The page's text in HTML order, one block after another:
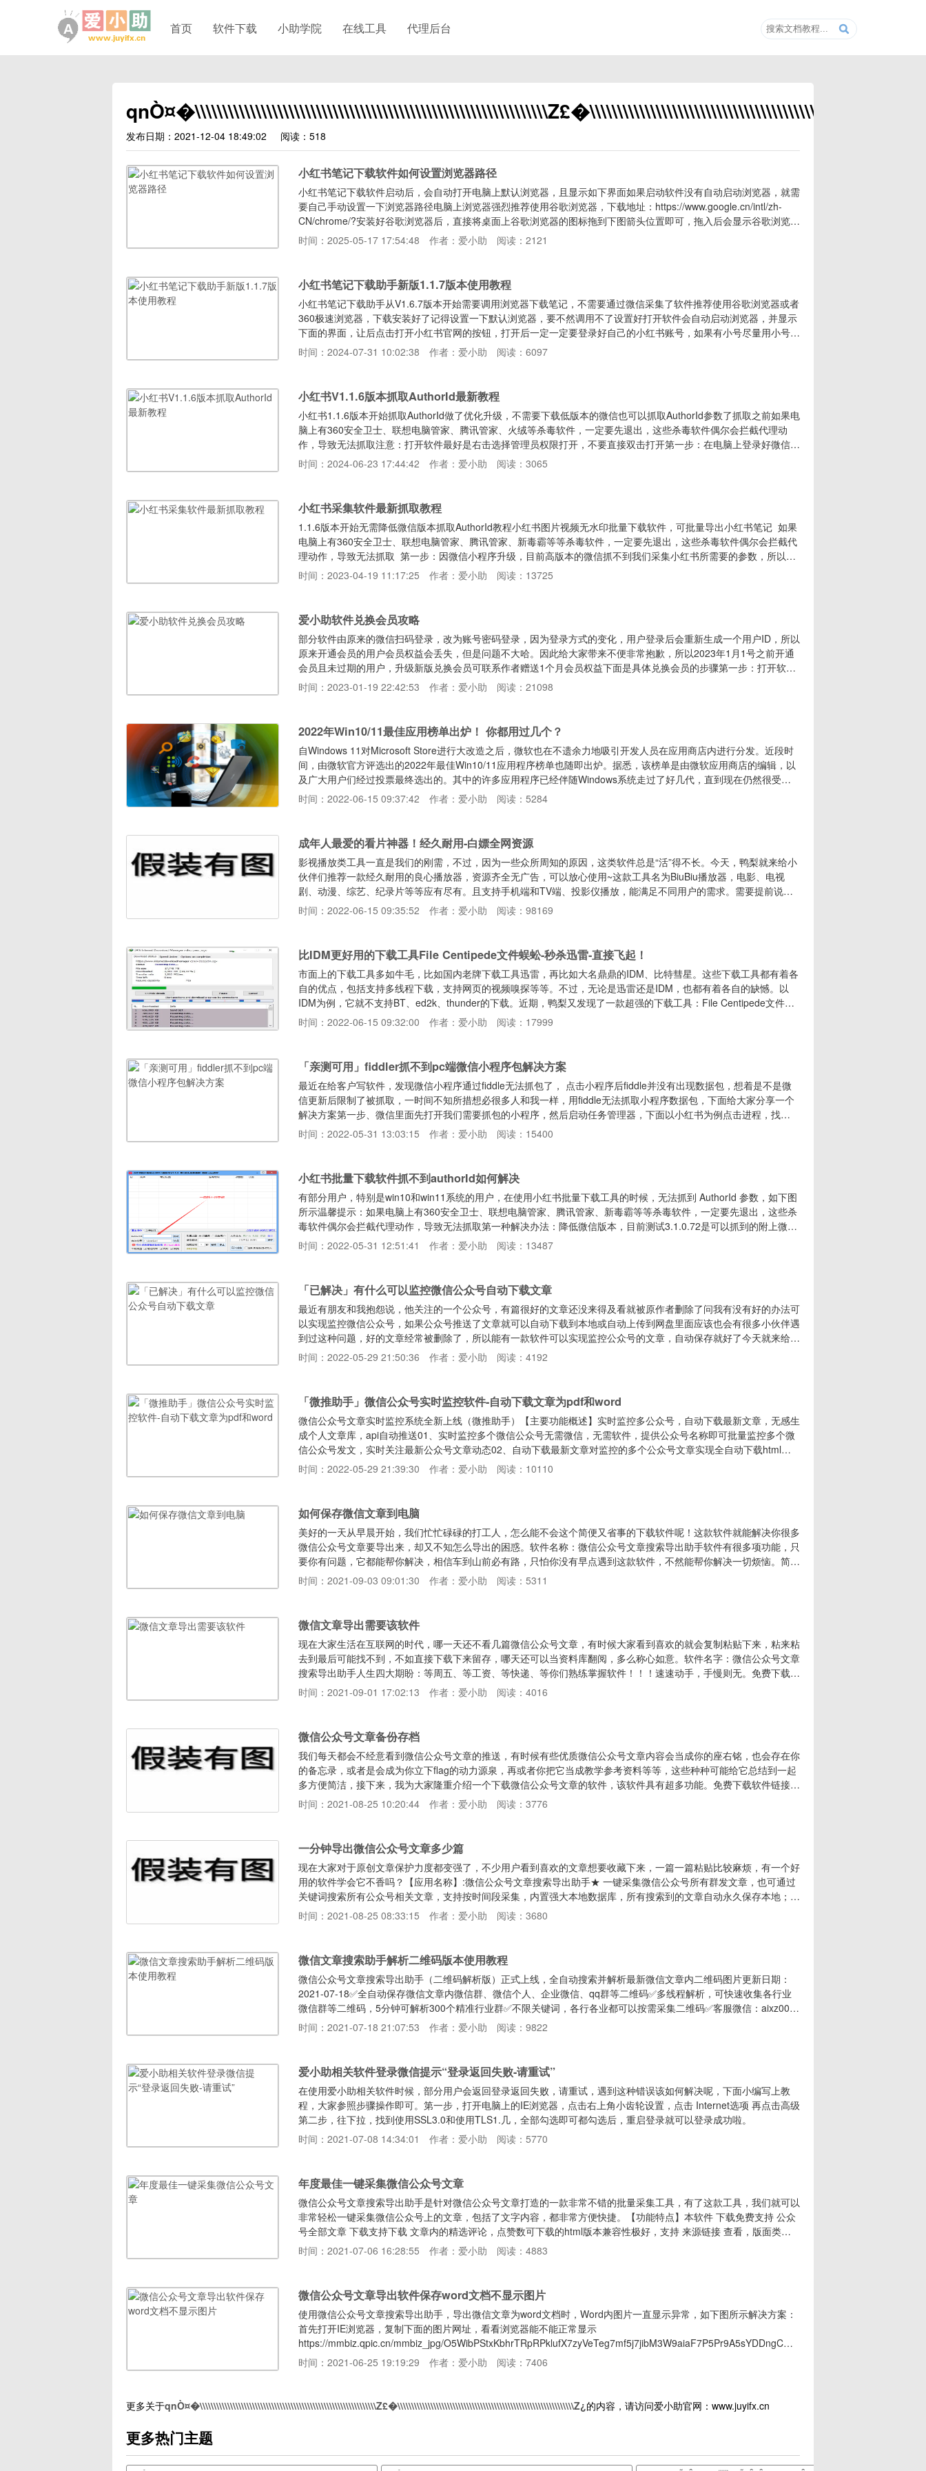
首页 软件下载 小助学院 在线工具 代理后台
发布日期：2021-12-04 18:49:02 阅读：518
小红书笔记下载软件如何设置浏览器路径
小红书笔记下载软件启动后，会自动打开电脑上默认浏览器，且显示如下界面如果启动软件没有自动启动浏览器，就需
要自己手动设置一下浏览器路径电脑上浏览器强烈推荐使用谷歌浏览器，下载地址：https://www.google.cn/intl/zh-
CN/chrome/?安装好谷歌浏览器后，直接将桌面上谷歌浏览器的图标拖到下图箭头位置即可，拖入后会显示谷歌浏览器
具体安装路径然后重启软件即可
时间：2025-05-17 17:54:48 作者：爱小助 阅读：2121
小红书笔记下载助手新版1.1.7版本使用教程
小红书笔记下载助手从V1.6.7版本开始需要调用浏览器下载笔记，不需要通过微信采集了软件推荐使用谷歌浏览器或者
360极速浏览器，下载安装好了记得设置一下默认浏览器，要不然调用不了设置好打开软件会自动启动浏览器，并显示
下面的界面，让后点击打开小红书官网的按钮，打开后一定一定要登录好自己的小红书账号，如果有小号尽量用小号登
录如果打开软件并没有自动启动浏览器并打开软件，需要自己手动设置一下浏览器安装路径，点击如下图所示位置，会
自动打开配置文件如下path=把我删除后在此浏览器完整路径譬如（D:\Program Files
时间：2024-07-31 10:02:38 作者：爱小助 阅读：6097
小红书V1.1.6版本抓取AuthorId最新教程
小红书1.1.6版本开始抓取AuthorId做了优化升级，不需要下载低版本的微信也可以抓取AuthorId参数了抓取之前如果电
脑上有360安全卫士、联想电脑管家、腾讯管家、火绒等杀毒软件，一定要先退出，这些杀毒软件偶尔会拦截代理动
作，导致无法抓取注意：打开软件最好是右击选择管理员权限打开，不要直接双击打开第一步：在电脑上登录好微信，
搜索小红书小程序，搜索好先不要着急打开第二步：然后软件上点击抓取按钮，提示你初始化成功，再打开小红书小程
序，正常情况就可以抓取到authorId了，小红书小程序不需要登录，能抓到参数就行抓取成功就可以搜索关键词或者加
时间：2024-06-23 17:44:42 作者：爱小助 阅读：3065
小红书采集软件最新抓取教程
1.1.6版本开始无需降低微信版本抓取AuthorId教程小红书图片视频无水印批量下载软件，可批量导出小红书笔记 如果
电脑上有360安全卫士、联想电脑管家、腾讯管家、新毒霸等等杀毒软件，一定要先退出，这些杀毒软件偶尔会拦截代
理动作，导致无法抓取 第一步：因微信小程序升级，目前高版本的微信抓不到我们采集小红书所需要的参数，所以教
程第一步需要先降低微信版本目前微信3.4.5.27版本，测试是可以正常抓取我们所需要的参数的，直接下载覆盖安装即
可，聊天数据啥的不会丢失的123云盘下载：https://www.123pan.com/s/dyLRVv-K0C5v （推荐）网页下载：
时间：2023-04-19 11:17:25 作者：爱小助 阅读：13725
爱小助软件兑换会员攻略
部分软件由原来的微信扫码登录，改为账号密码登录，因为登录方式的变化，用户登录后会重新生成一个用户ID，所以
原来开通会员的用户会员权益会丢失，但是问题不大哈。因此给大家带来不便非常抱歉，所以2023年1月1号之前开通
会员且未过期的用户，升级新版兑换会员可联系作者赠送1个月会员权益下面是具体兑换会员的步骤第一步：打开软件
后在登录软件界面，点击登录账号，先注册账号，注册成功后完成登录第二步：登录成功后点击兑换会员按钮，输入旧
的用户ID或者你开通会员支付宝账单的完整订单号（商户订单号或订单号都可以），再点击兑换即可。注意：点击兑换
时间：2023-01-19 22:42:53 作者：爱小助 阅读：21098
2022年Win10/11最佳应用榜单出炉！ 你都用过几个？
自Windows 11对Microsoft Store进行大改造之后，微软也在不遗余力地吸引开发人员在应用商店内进行分发。近段时
间，由微软官方评选出的2022年最佳Win10/11应用程序榜单也随即出炉。据悉，该榜单是由微软应用商店的编辑，以
及广大用户们经过投票最终选出的。其中的许多应用程序已经伴随Windows系统走过了好几代，直到现在仍然很受欢
迎。值得一提的是，这些工具都不是反恶意软件工具，也不是通用应用程序（例如图像编辑器、办公工具或浏览器）。
它们是一些比较小众的工具，唯一目的是让Windows变得更易于使用，并且都是免费应用或提供免费版本，非常值得
时间：2022-06-15 09:37:42 作者：爱小助 阅读：5284
成年人最爱的看片神器！经久耐用-白嫖全网资源
影视播放类工具一直是我们的刚需，不过，因为一些众所周知的原因，这类软件总是“活”得不长。今天，鸭梨就来给小
伙伴们推荐一款经久耐用的良心播放器，资源齐全无广告，可以放心使用~这款工具名为BiuBiu播放器，电影、电视
剧、动漫、综艺、纪录片等等应有尽有。且支持手机端和TV端、投影仪播放，能满足不同用户的需求。需要提前说明
的是，为了规避风险，初次打开biubiu播放器后，看到的是一个空壳播放器，无法直接观看影视内容。下载安装打开
APP，选择所需的模式后，输入鸭梨给大家分享的片源接口，就可以正常使用了，操作很简单！毫不夸张的说，它拥有
时间：2022-06-15 09:35:52 作者：爱小助 阅读：98169
比IDM更好用的下载工具File Centipede文件蜈蚣-秒杀迅雷-直接飞起！
市面上的下载工具多如牛毛，比如国内老牌下载工具迅雷，再比如大名鼎鼎的IDM、比特彗星。这些下载工具都有着各
自的优点，包括支持多线程下载，支持网页的视频嗅探等等。不过，无论是迅雷还是IDM，也都有着各自的缺憾。以
IDM为例，它就不支持BT、ed2k、thunder的下载。近期，鸭梨又发现了一款超强的下载工具：File Centipede文件蜈
蚣，很好地解了决这个问题。文件蜈蚣是一款开源的全能下载神器，功能强大，且免费无广告。它的最大特点，就是其
支持的下载协议几乎是市面上最全面的，包括HTTP/FTP、BT种子、磁力链接，m3u8流任务（AES-128解密）。此
时间：2022-06-15 09:32:00 作者：爱小助 阅读：17999
「亲测可用」fiddler抓不到pc端微信小程序包解决方案
最近在给客户写软件，发现微信小程序通过fiddle无法抓包了， 点击小程序后fiddle并没有出现数据包，想着是不是微
信更新后限制了被抓取，一时间不知所措想必很多人和我一样，用fiddle无法抓取小程序数据包，下面给大家分享一个
解决方案第一步、微信里面先打开我们需要抓包的小程序，然后启动任务管理器，下面以小红书为例点击进程，找
到 WeChat Miniprogram Framework 里面的小红书APP，如下图所示第二步、鼠标选中小红书APP，右击打开文件所
在的位置，打开后看下文件路径里面有没有 WMPFRuntime 这个文件夹，如果没有这个文件夹就不要继续操作了，这
时间：2022-05-31 13:03:15 作者：爱小助 阅读：15400
小红书批量下载软件抓不到authorId如何解决
有部分用户，特别是win10和win11系统的用户，在使用小红书批量下载工具的时候，无法抓到 AuthorId 参数，如下图
所示温馨提示：如果电脑上有360安全卫士、联想电脑管家、腾讯管家、新毒霸等等杀毒软件，一定要先退出，这些杀
毒软件偶尔会拦截代理动作，导致无法抓取第一种解决办法：降低微信版本，目前测试3.1.0.72是可以抓到的附上微信
3.4.5.27版本的微信，测试是可以正常抓取参数的：https://www.123pan.com/s/dyLRVv-K0C5v第二种解决办法（推
荐）：第一步、电脑微信上，打开小红书APP小程序，然后启动任务管理器，点击进程，找到 WeChat Mini
时间：2022-05-31 12:51:41 作者：爱小助 阅读：13487
「已解决」有什么可以监控微信公众号自动下载文章
最近有朋友和我抱怨说，他关注的一个公众号，有篇很好的文章还没来得及看就被原作者删除了问我有没有好的办法可
以实现监控微信公众号，如果公众号推送了文章就可以自动下载到本地或自动上传到网盘里面应该也会有很多小伙伴遇
到过这种问题，好的文章经常被删除了，所以能有一款软件可以实现监控公众号的文章，自动保存就好了今天就来给大
家安利一个小工具：微推助手通过这个微推助手就可以解决我们这个问题呐，只需要提供你想监控公众号的其中一篇文
章就可以实现对该公众号进行监控监控到的文章可以自动下载html、pdf、word格式到自己电脑上，而且还有开放
时间：2022-05-29 21:50:36 作者：爱小助 阅读：4192
「微推助手」微信公众号实时监控软件-自动下载文章为pdf和word
微信公众号文章实时监控系统全新上线（微推助手）【主要功能概述】实时监控多公众号，自动下载最新文章，无感生
成个人文章库，api自动推送01、实时监控多个微信公众号无需微信，无需软件，提供公众号名称即可批量监控多个微
信公众号发文，实时关注最新公众号文章动态02、自动下载最新文章对监控的多个公众号文章实现全自动下载html、
word和pdf格式，自动上传百度云盘，也可以同步到本地电脑03、无感生成个人文章库对于监控微信公众号，自动生成
关注公众号和文章列表，选择公众号及查询文章更方便，支持按时间筛选哦04、每日文章推送每天早上8点自动推送前
时间：2022-05-29 21:39:30 作者：爱小助 阅读：10110
如何保存微信文章到电脑
美好的一天从早晨开始，我们忙忙碌碌的打工人，怎么能不会这个简便又省事的下载软件呢！这款软件就能解决你很多
微信公众号文章要导出来，却又不知怎么导出的困惑。软件名称：微信公众号文章搜索导出助手软件有很多项功能，只
要你有问题，它都能帮你解决，相信车到山前必有路，只怕你没有早点遇到这款软件，不然能帮你解决一切烦恼。简单
介绍一下软件功能：可以一键搜索采集文章，也可以通过关键词搜索，还可以通过时间段，总之只有你想不到，没有软
件办不到！功能一：可以导出任意格式Excel、TXT、word、pdf、HTML等功能二：可以下载保存微信文章已发的音
时间：2021-09-03 09:01:30 作者：爱小助 阅读：5311
微信文章导出需要该软件
现在大家生活在互联网的时代，哪一天还不看几篇微信公众号文章，有时候大家看到喜欢的就会复制粘贴下来，粘来粘
去到最后可能找不到，不如直接下载下来留存，哪天还可以当资料库翻阅，多么称心如意。软件名字：微信公众号文章
搜索导出助手人生四大期盼：等周五、等工资、等快递、等你们熟练掌握软件！！！速速动手，手慢则无。免费下载软
件链接：https://d.xbw0.com/ptxOon软件功能很多，无论你需要哪一种，都可以下载下来，所以请放心大胆的学会这
个软件，小编为了大家熟练掌握它，也是煞费苦心。学会这个软件熟练程度一定要达到word及Excel级别。随随便便一
时间：2021-09-01 17:02:13 作者：爱小助 阅读：4016
微信公众号文章备份存档
我们每天都会不经意看到微信公众号文章的推送，有时候有些优质微信公众号文章内容会当成你的座右铭，也会存在你
的备忘录，或者是会成为你立下flag的动力源泉，再或者你把它当成教学参考资料等等，这些种种可能给它总结到一起
多方便简洁，接下来，我为大家隆重介绍一个下载微信公众号文章的软件，该软件具有超多功能。免费下载软件链接：
https://d.xbw0.com/ptxOon可以搜索相关关键词下载文章，也支持时间段采集文章，还可以按年采集文章，采集完的
文章不仅能够下载自动形成文件夹保存，还可以永久保存到该软件本地搜索，以便于下次采集下载，直接从本地搜索即
时间：2021-08-25 10:20:44 作者：爱小助 阅读：3776
一分钟导出微信公众号文章多少篇
现在大家对于原创文章保护力度都变强了，不少用户看到喜欢的文章想要收藏下来，一篇一篇粘贴比较麻烦，有一个好
用的软件学会它不香吗？【应用名称】:微信公众号文章搜索导出助手★ 一键采集微信公众号所有群发文章，也可通过
关键词搜索所有公众号相关文章，支持按时间段采集，内置强大本地数据库，所有搜索到的文章自动永久保存本地；★
文章可批量导出Pdf、Word、Excel、txt和Html格式，同时可下载音频和视频文件，图片和文章留言，导出文档排版可
保持和原文一致，也可以导入链接下载；（可选择只下载文章图片）★ 可实时查看文章阅读量和留言，可一键复制文
时间：2021-08-25 08:33:15 作者：爱小助 阅读：3680
微信文章搜索助手解析二维码版本使用教程
微信公众号文章搜索导出助手（二维码解析版）正式上线，全自动搜索并解析最新微信文章内二维码图片更新日期：
2021-07-18✅全自动保存微信文章内微信群、微信个人、企业微信、qq群等二维码✅多线程解析，可快速收集各行业
微信群等二维码，5分钟可解析300个精准行业群✅不限关键词，各行各业都可以按需采集二维码✅客服微信：aixz007
软件下载地址：https://aixz.lanzoui.com/weixinHelperQr软件使用教程第一步，打开软件后，必须将压缩包全部解压后
再运行，然后点击登录软件界面完成登录。第二步：登录完成后，找到软件目录下的 关键词.txt 文件，里面可以配置你
时间：2021-07-18 21:07:53 作者：爱小助 阅读：9822
爱小助相关软件登录微信提示“登录返回失败-请重试”
在使用爱小助相关软件时候，部分用户会返回登录返回失败，请重试，遇到这种错误该如何解决呢，下面小编写上教
程，大家参照步骤操作即可。第一步，打开电脑上的IE浏览器，点击右上角小齿轮设置，点击 Internet选项 再点击高级
第二步，往下拉，找到使用SSL3.0和使用TLS1.几，全部勾选即可都勾选后，重启登录就可以登录成功啦。
时间：2021-07-08 14:34:01
作者：爱小助 阅读：5770
年度最佳一键采集微信公众号文章
微信公众号文章搜索导出助手是针对微信公众号文章打造的一款非常不错的批量采集工具，有了这款工具，我们就可以
非常轻松一键采集微信公众号上的文章，包括了文字内容，都非常方便快捷。【功能特点】本软件 下载免费支持 公众
号全部文章 下载支持下载 文章内的精选评论，点赞数可下载的html版本兼容性极好，支持 来源链接 查看，版面类似
官方，图片离线保存到本地，支持图片按顺序排序可下载的pdf版本，高质量无损保存，可下载的word版本 完美适配，
支持下载音频(官方的模板)可将图片嵌入到h5页面中查看(注意：一般过大的图片可能存在问题)支持在批量下载时 下载
时间：2021-07-06 16:28:55 作者：爱小助 阅读：4883
微信公众号文章导出软件保存word文档不显示图片
使用微信公众号文章搜索导出助手，导出微信文章为word文档时，Word内图片一直显示异常，如下图所示解决方案：
首先打开IE浏览器，复制下面的图片网址，看看浏览器能不能正常显示
https://mmbiz.qpic.cn/mmbiz_jpg/
wx_fmt=jpeg&tp=webp&wxfrom=5&wx_lazy=1&wx_co=1如果可以正常显示，那导出Word应该也是正常的，如果打开
显示异常或者其他情况。点
时间：2021-06-25 19:19:29 作者：爱小助 阅读：7406
更多关于qnÒ¤�\\\\\\\\\\\\\\\\\\\\\\\\\\\\\\\\\\\\\\\\\\\\\\\\\\\\\\\\\\\\\\\\Z£�\\\\\\\\\\\\\\\\\\\\\\\\\\\\\\\\\\\\\\\\\\\\\\\\\\\\\\\\\\\\\\\\Z¿的内容，请访问爱小助官网：www.juyifx.cn
更多热门主题